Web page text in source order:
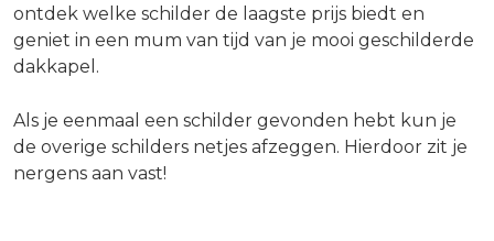
ontdek welke schilder de laagste prijs biedt en
geniet in een mum van tijd van je mooi geschilderde
dakkapel.
Als je eenmaal een schilder gevonden hebt kun je
de overige schilders netjes afzeggen. Hierdoor zit je
nergens aan vast!